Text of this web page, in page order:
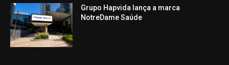
Grupo Hapvida lança a marca
NotreDame Saúde